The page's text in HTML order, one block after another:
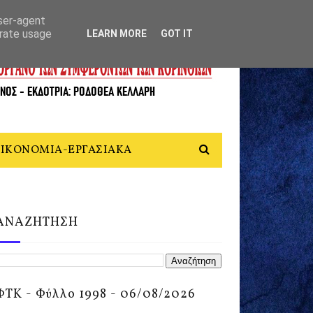
ΕΡΓΑΣΙΑΚΑ
- Φύλλο 1998 - 06/08/2026
agent
usage
LEARN MORE GOT IT